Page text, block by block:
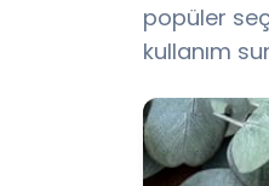
popüler
kullanım